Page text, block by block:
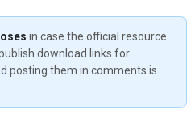
in case the official resource
download links for
posting them in comments is